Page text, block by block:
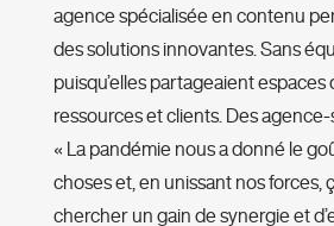
agence spécialisée en contenu
des solutions innovantes. Sans
puisqu’elles partageaient espaces
ressources et clients. Des
« La pandémie nous a donné le
choses et, en unissant nos forces,
chercher un gain de synergie et